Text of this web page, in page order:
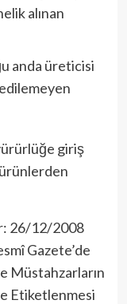
alınan
anda üreticisi
giriş
26/12/2008
Gazete’de
Müstahzarların
Etiketlenmesi